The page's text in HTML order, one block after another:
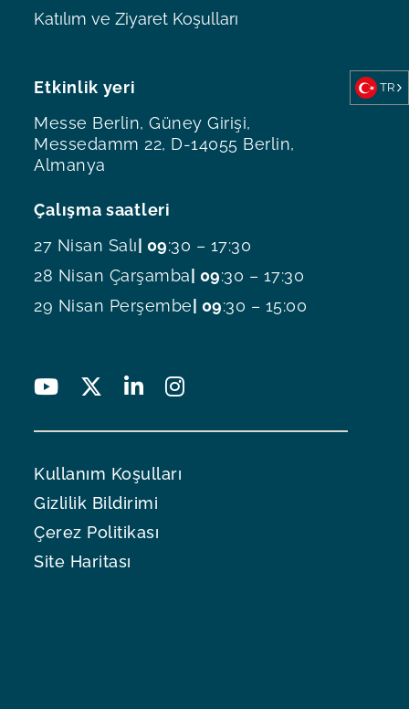
Etkinlik yeri
Messe Berlin, Güney Girişi,
Messedamm 22, D-14055 Berlin,
Almanya
Çalışma saatleri
27 Nisan Salı| 09:30 – 17:30
28 Nisan Çarşamba| 09:30 – 17:30
29 Nisan Perşembe| 09:30 – 15:00
Katılım ve Ziyaret Koşulları
Kullanım Koşulları
Gizlilik Bildirimi
Çerez Politikası
Site Haritası
TR